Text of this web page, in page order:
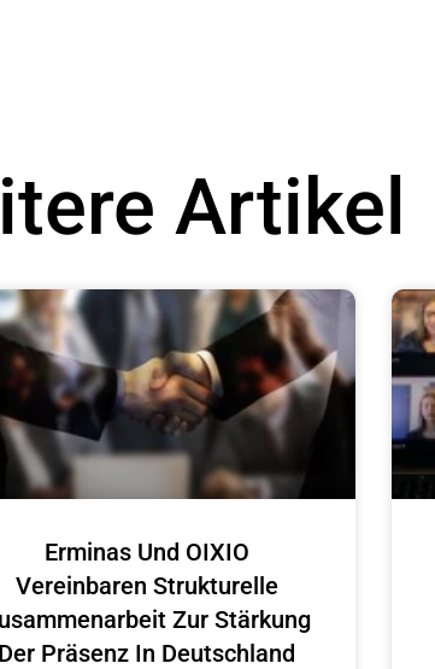
Artikel
Erminas Und OIXIO
Vereinbaren Strukturelle
Zur Stärkung
Präsenz In Deutschland